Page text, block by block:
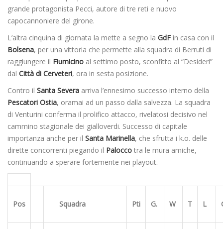
grande protagonista Pecci, autore di tre reti e nuovo
capocannoniere del girone.
L’altra cinquina di giornata la mette a segno la GdF in casa con il
Bolsena, per una vittoria che permette alla squadra di Berruti di
raggiungere il Fiumicino al settimo posto, sconfitto al “Desideri”
dal Città di Cerveteri, ora in sesta posizione.
Contro il Santa Severa arriva l’ennesimo successo interno della
Pescatori Ostia, oramai ad un passo dalla salvezza. La squadra
di Venturini conferma il prolifico attacco, rivelatosi decisivo nel
cammino stagionale dei gialloverdi. Successo di capitale
importanza anche per il Santa Marinella, che sfrutta i k.o. delle
dirette concorrenti piegando il Palocco tra le mura amiche,
continuando a sperare fortemente nei playout.
Pos Squadra Pti G. W T L